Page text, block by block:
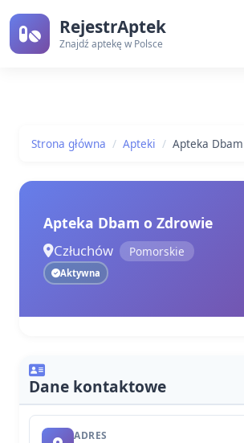
RejestrAptek
Znajdź aptekę w Polsce
Strona główna Apteki Apteka
Apteka Dbam o Zdrowie
Człuchów Pomorskie
Aktywna
Dane kontaktowe
ADRES